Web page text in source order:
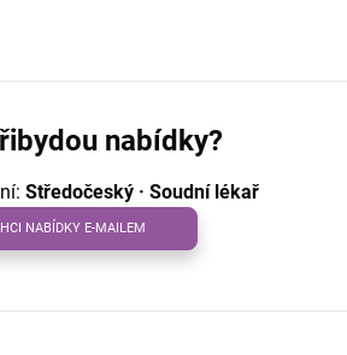
nabídky?
Středočeský · Soudní lékař
NABÍDKY E-MAILEM